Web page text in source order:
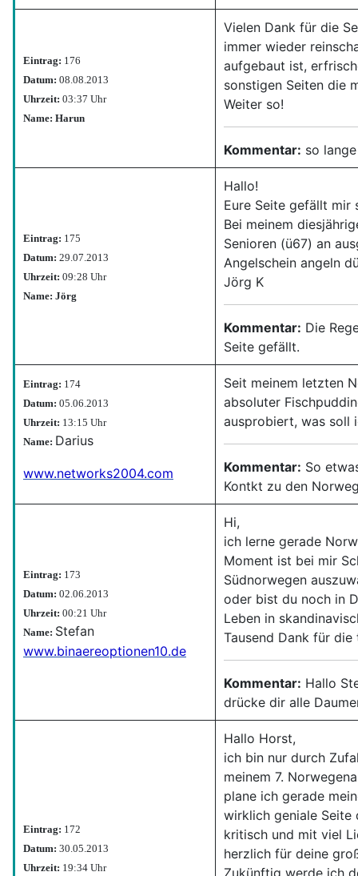
Eintrag: 176
Datum: 08.08.2013
Uhrzeit: 03:37 Uhr
Name: Harun
Vielen Dank für die
immer wieder
aufgebaut ist,
sonstigen Seiten die
Weiter so!
Kommentar: so
Eintrag: 175
Datum: 29.07.2013
Uhrzeit: 09:28 Uhr
Name: Jörg
Hallo!
Eure Seite gefällt mir
Bei meinem
Senioren (ü67) an
Angelschein angeln
Jörg K
Kommentar: Die
Seite gefällt.
Eintrag: 174
Datum: 05.06.2013
Uhrzeit: 13:15 Uhr
Name: Darius
www.networks2004.com
Seit meinem letzten
absoluter
ausprobiert, was soll
Kommentar: So
Kontkt zu den
Eintrag: 173
Datum: 02.06.2013
Uhrzeit: 00:21 Uhr
Name: Stefan
www.binaereoptionen10.de
Hi,
ich lerne gerade
Moment ist bei mir
Südnorwegen
oder bist du noch in
Leben in
Tausend Dank für
Kommentar: Hallo
drücke dir alle
Eintrag: 172
Datum: 30.05.2013
Uhrzeit: 19:34 Uhr
Hallo Horst,
ich bin nur durch
meinem 7.
plane ich gerade
wirklich geniale Seite
kritisch und mit viel
herzlich für deine
Zukünftig werde ich